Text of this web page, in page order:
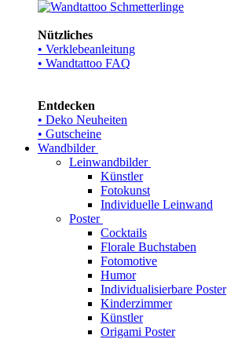
Nützliches
• Verklebeanleitung
• Wandtattoo FAQ
Entdecken
• Deko Neuheiten
• Gutscheine
Wandbilder
Leinwandbilder
Künstler
Fotokunst
Individuelle Leinwand
Poster
Cocktails
Florale Buchstaben
Fotomotive
Humor
Individualisierbare Poster
Kinderzimmer
Künstler
Origami Poster